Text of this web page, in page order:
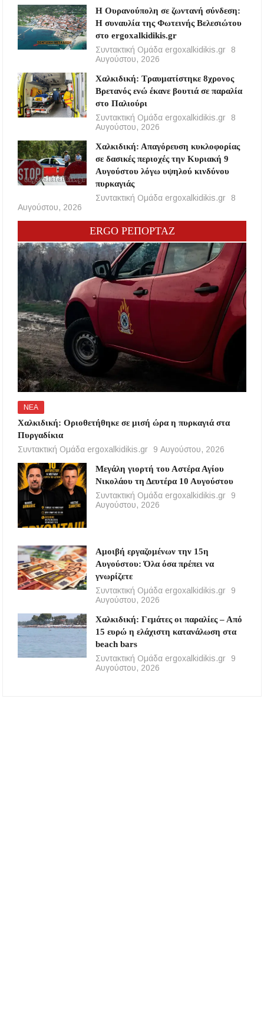
Η Ουρανούπολη σε ζωντανή σύνδεση:
Η συναυλία της Φωτεινής Βελεσιώτου
στο ergoxalkidikis.gr
Συντακτική Ομάδα ergoxalkidikis.gr
8
Αυγούστου, 2026
Χαλκιδική: Τραυματίστηκε 8χρονος
Βρετανός ενώ έκανε βουτιά σε παραλία
στο Παλιούρι
Συντακτική Ομάδα ergoxalkidikis.gr
8
Αυγούστου, 2026
Χαλκιδική: Απαγόρευση κυκλοφορίας
σε δασικές περιοχές την Κυριακή 9
Αυγούστου λόγω υψηλού κινδύνου
πυρκαγιάς
Συντακτική Ομάδα ergoxalkidikis.gr
8
Αυγούστου, 2026
ERGO ΡΕΠΟΡΤΑΖ
ΝΕΑ
Χαλκιδική: Οριοθετήθηκε σε μισή ώρα η πυρκαγιά στα
Πυργαδίκια
Συντακτική Ομάδα ergoxalkidikis.gr
9 Αυγούστου, 2026
Μεγάλη γιορτή του Αστέρα Αγίου
Νικολάου τη Δευτέρα 10 Αυγούστου
Συντακτική Ομάδα ergoxalkidikis.gr
9
Αυγούστου, 2026
Αμοιβή εργαζομένων την 15η
Αυγούστου: Όλα όσα πρέπει να
γνωρίζετε
Συντακτική Ομάδα ergoxalkidikis.gr
9
Αυγούστου, 2026
Χαλκιδική: Γεμάτες οι παραλίες – Από
15 ευρώ η ελάχιστη κατανάλωση στα
beach bars
Συντακτική Ομάδα ergoxalkidikis.gr
9
Αυγούστου, 2026